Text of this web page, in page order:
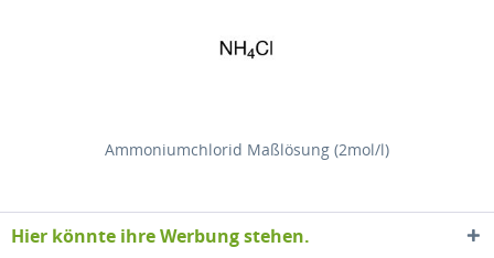
Ammoniumchlorid Maßlösung (2mol/l)
Hier könnte ihre Werbung stehen.